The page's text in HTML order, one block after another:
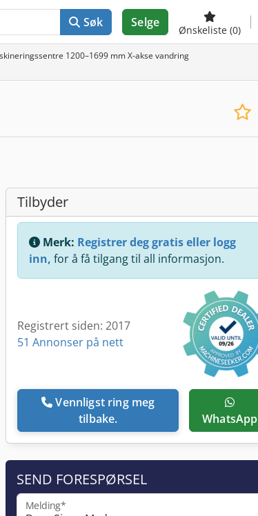
Søk Selge
Ønskeliste (0)
1200–1699 mm X-akse vandring
Tilbyder
Merk: Registrer deg gratis eller logg
inn, for å få tilgang til all informasjon.
Registrert siden: 2017
51 Annonser på nett
Vennligst ring meg
tilbake.
WhatsApp
SEND FORESPØRSEL
Melding*